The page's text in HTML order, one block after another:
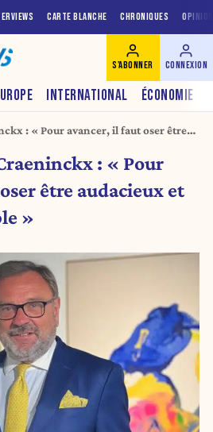
CARTE BLANCHE CHRONIQUES
INTERNATIONAL ÉCONOMIE
S'ABONNER CONNEXION
: « Pour avancer, il faut oser être
: « Pour
être audacieux et
»